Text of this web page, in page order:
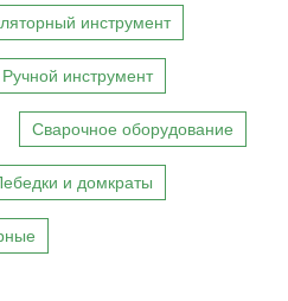
инструмент
Ручной инструмент
Сварочное оборудование
и домкраты